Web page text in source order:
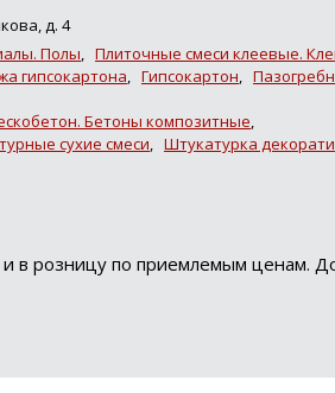
д. 4
Полы, Плиточные смеси клеевые.
гипсокартона, Гипсокартон,
Бетоны композитные,
сухие смеси, Штукатурка
в розницу по приемлемым ценам.